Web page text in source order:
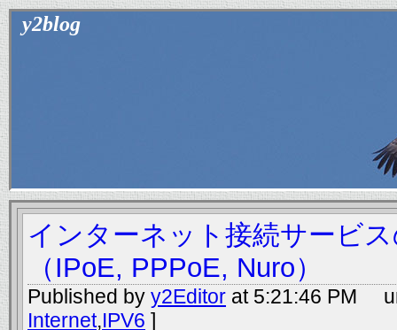
y2blog
インターネット接続サービ
（IPoE, PPPoE, Nuro）
Published by y2Editor at 5:21:46 PM
Internet,IPV6 ]